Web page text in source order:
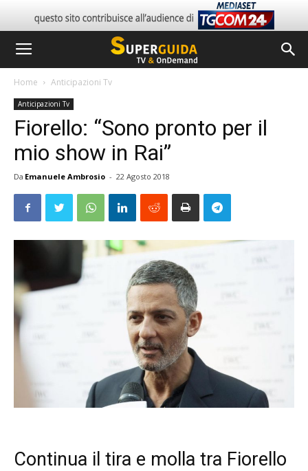
Home Anticipazioni Tv
Anticipazioni Tv
Fiorello: “Sono pronto per il
mio show in Rai”
Da Emanuele Ambrosio - 22 Agosto 2018
Continua il tira e molla tra Fiorello